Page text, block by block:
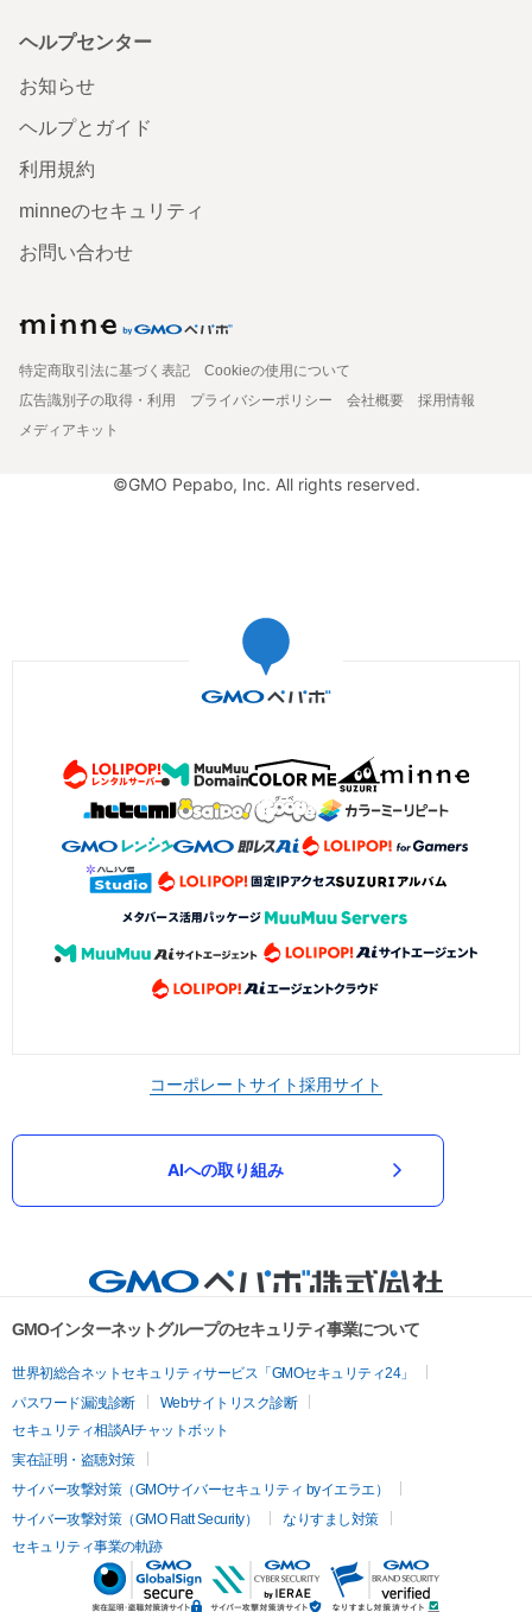
ヘルプセンター
お知らせ
ヘルプとガイド
利用規約
minneのセキュリティ
お問い合わせ
特定商取引法に基づく表記
Cookieの使用について
広告識別子の取得・利用
プライバシーポリシー 会社概要
採用情報
メディアキット
©GMO Pepabo, Inc. All rights reserved.
コーポレートサイト採用サイト
AIへの取り組み
GMOインターネットグループのセキュリティ事業について
世界初総合ネットセキュリティサービス「GMOセキュリティ24」
パスワード漏洩診断
Webサイトリスク診断
セキュリティ相談AIチャットボット
実在証明・盗聴対策
サイバー攻撃対策（GMOサイバーセキュリティ byイエラエ）
サイバー攻撃対策（GMO Flatt Security）
なりすまし対策
セキュリティ事業の軌跡